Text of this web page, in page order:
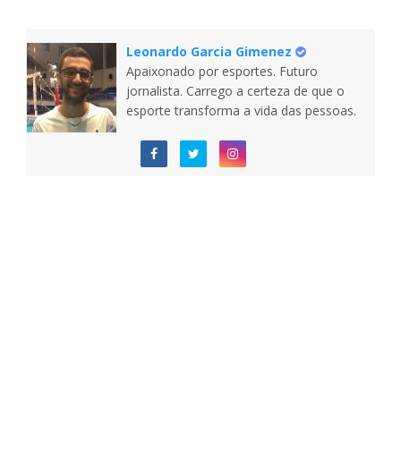
Leonardo Garcia Gimenez
Apaixonado por esportes. Futuro
jornalista. Carrego a certeza de que o
esporte transforma a vida das pessoas.